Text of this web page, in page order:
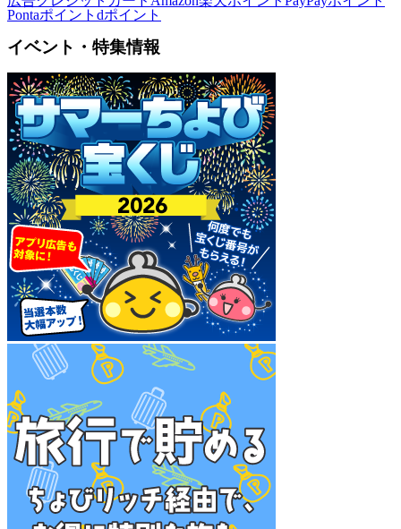
Pontaポイント dポイント
イベント・特集情報